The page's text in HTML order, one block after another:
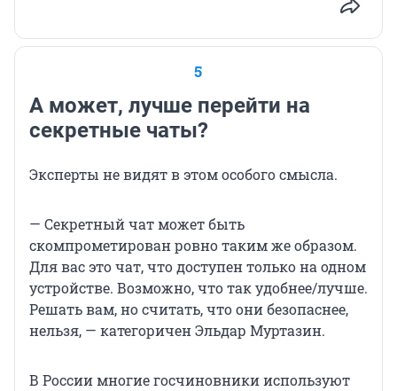
5
А может, лучше перейти на
секретные чаты?
Эксперты не видят в этом особого смысла.
— Секретный чат может быть
скомпрометирован ровно таким же образом.
Для вас это чат, что доступен только на одном
устройстве. Возможно, что так удобнее/лучше.
Решать вам, но считать, что они безопаснее,
нельзя, — категоричен Эльдар Муртазин.
В России многие госчиновники используют